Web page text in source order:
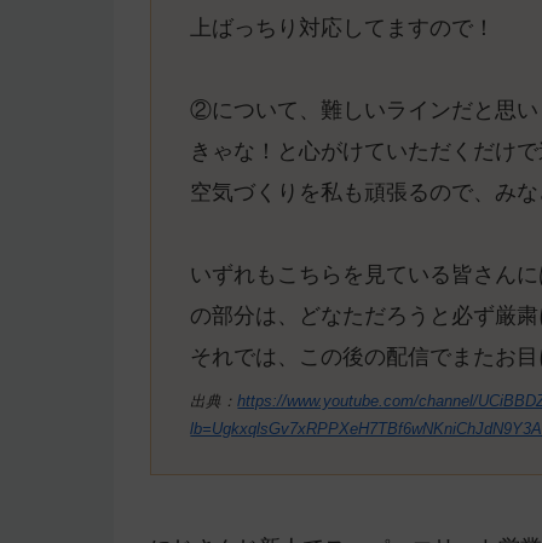
上ばっちり対応してますので！
②について、難しいラインだと思
きゃな！と心がけていただくだけ
空気づくりを私も頑張るので、み
いずれもこちらを見ている皆さん
の部分は、どなただろうと必ず厳
それでは、この後の配信でまたお
出典：https://www.youtube.com/channel/
lb=UgkxqlsGv7xRPPXeH7TBf6wNKniChJdN9Y3A